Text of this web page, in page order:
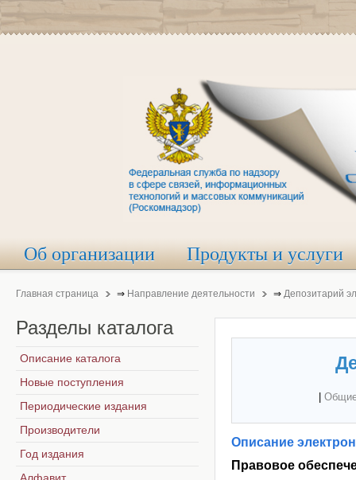
Об организации Продукты и услуги
Главная страница ⇒ Направление деятельности ⇒ Депозитарий
Описание
Правовое
Разделы каталога
Описание каталога
Новые поступления
Периодические издания
Производители
Год издания